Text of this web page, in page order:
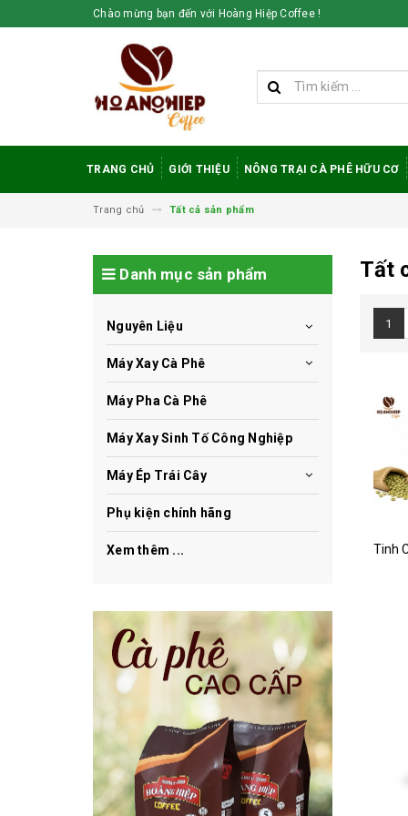
Chào mừng bạn đến với Hoàng Hiệp Coffee !
TRANG CHỦ GIỚI THIỆU NÔNG TRẠI CÀ PHÊ HỮU CƠ
Trang chủ Tất cả sản phẩm
Tất
1
Danh mục sản phẩm
Nguyên Liệu
Máy Xay Cà Phê
Máy Pha Cà Phê
Máy Xay Sinh Tố Công Nghiệp
Máy Ép Trái Cây
Phụ kiện chính hãng
Xem thêm ...